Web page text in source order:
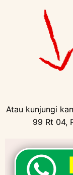
Atau kunjungi
99 Rt 04,